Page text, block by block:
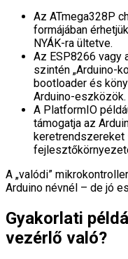
Az ATmega328P
formájában
NYÁK-ra ültetve.
Az ESP8266 vagy
szintén „Arduino-
bootloader és
Arduino-eszközök.
A PlatformIO
támogatja az
keretrendszereket
A „valódi”
Arduino névnél – de jó
Gyakorlati
vezérlő való?